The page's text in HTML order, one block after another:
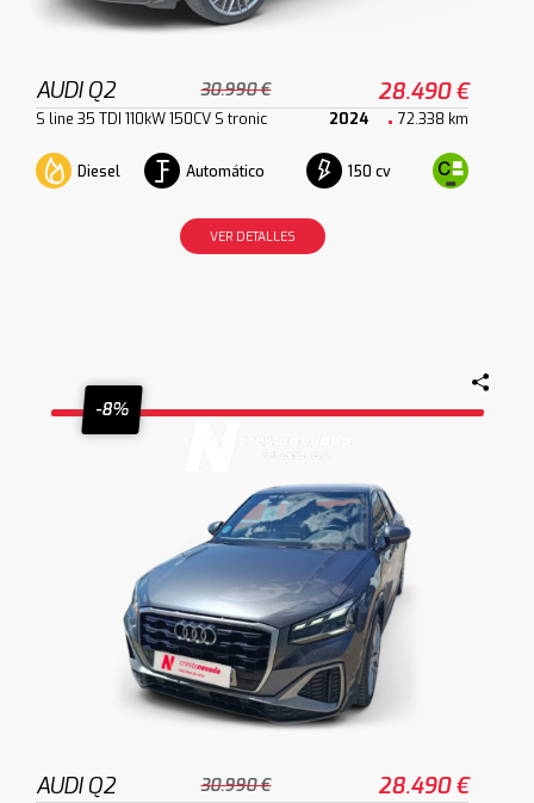
AUDI Q2 30.990 € 28.490 €
S line 35 TDI 110kW 150CV S tronic 2024 72.338 km
Diesel Automático 150 cv
VER DETALLES
-8%
AUDI Q2 30.990 € 28.490 €